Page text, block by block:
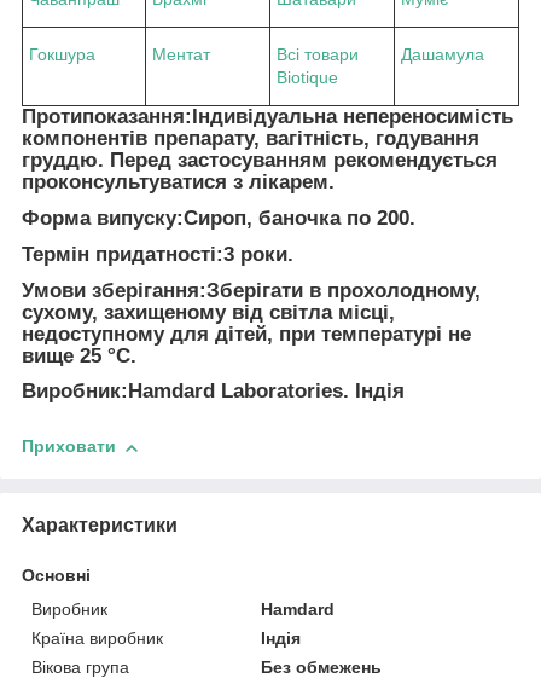
Гокшура Ментат
Всі товари
Biotique
Дашамула
Протипоказання: Індивідуальна непереносимість
компонентів препарату, вагітність, годування
груддю. Перед застосуванням рекомендується
проконсультуватися з лікарем.
Форма випуску:Сироп, баночка по 200.
Термін придатності:3 роки.
Умови зберігання:Зберігати в прохолодному,
сухому, захищеному від світла місці,
недоступному для дітей, при температурі не
вище 25 °C.
Виробник:Hamdard Laboratories. Індія
Приховати
Характеристики
Основні
Виробник
Hamdard
Країна виробник
Індія
Вікова група
Без обмежень